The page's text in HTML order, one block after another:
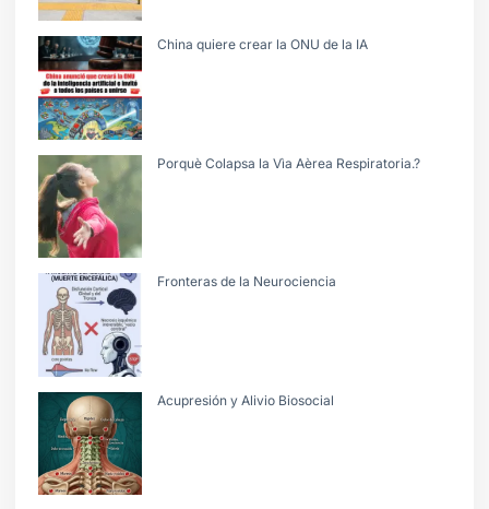
China quiere crear la ONU de la IA
Porquè Colapsa la Vìa Aèrea Respiratoria.?
Fronteras de la Neurociencia
Acupresión y Alivio Biosocial